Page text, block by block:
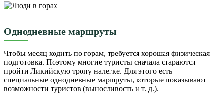
Однодневные маршруты
Чтобы месяц ходить по горам, требуется хорошая физическая
подготовка. Поэтому многие туристы сначала стараются
пройти Ликийскую тропу налегке. Для этого есть
специальные однодневные маршруты, которые показывают
возможности туристов (выносливость и т. д.).